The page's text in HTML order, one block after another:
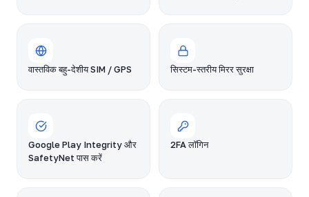
वास्तविक बहु-देशीय SIM / GPS सिस्टम-स्तरीय मिरर सुरक्षा
Google Play Integrity और
SafetyNet पास करें
2FA लॉगिन